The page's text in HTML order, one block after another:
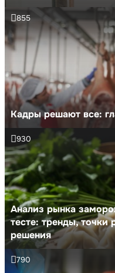
Кадры решают все:
855
Анализ рынка
тесте: тренды, точки
решения
930
790